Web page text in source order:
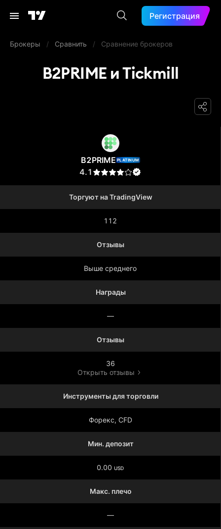
Регистрация
Брокеры / Сравнить / Сравнение брокеров
B2PRIME и Tickmill
B2PRIME PLATINUM
4.1
Торгуют на TradingView
112
Отзывы
Выше среднего
Награды
—
Отзывы
36
Открыть отзывы
Инструменты для торговли
Форекс, CFD
Мин. депозит
0.00 USD
Макс. плечо
—